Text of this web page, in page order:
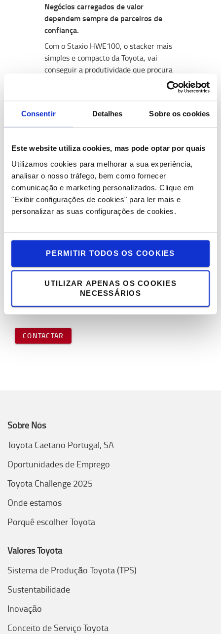
Consentir Detalhes Sobre os cookies
Este website utiliza cookies, mas pode optar por quais
Utilizamos cookies para melhorar a sua experiência,
analisar o nosso tráfego, bem como fornecer
comunicação e marketing personalizados. Clique em
"Exibir configurações de cookies" para ler mais e
personalizar as suas configurações de cookies.
PERMITIR TODOS OS COOKIES
UTILIZAR APENAS OS COOKIES
NECESSÁRIOS
Negócios carregados de valor
dependem sempre de parceiros de
confiança.
Com o Staxio HWE100, o stacker mais
simples e compacto da Toyota, vai
conseguir a produtividade que procura
para o seu negócio. E se juntar a nova
confiança e tranquilidade, em cada
viagem que faz. Uma parceria à altura
rentabilidade.
Um negócio imperdível
Ao aproveitar esta campanha o BT
Staxio HWE100, fica com o valor
promocional de 4.750€ + IVA. Mas
Proace Citypode ser sua por apenas
CONHECER O HWE100
CONTACTAR
Sobre Nós
Toyota Caetano Portugal, SA
Oportunidades de Emprego
Toyota Challenge 2025
Onde estamos
Porquê escolher Toyota
Valores Toyota
Sistema de Produção Toyota (TPS)
Sustentabilidade
Inovação
Conceito de Serviço Toyota